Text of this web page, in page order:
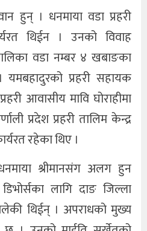
हुन् । धनमाया वडा प्रहरी
थिईन । उनको विवाह
वडा नम्बर ४ खबाङका
प्रहरी सहायक
आवासीय मावि घोराहीमा
प्रदेश प्रहरी तालिम केन्द्र
रहेका थिए ।
श्रीमानसंग अलग हुन
लागि दाङ जिल्ला
थिईन् । अपराधको मुख्य